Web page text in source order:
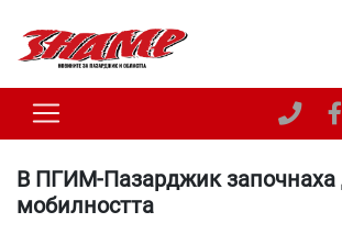
В ПГИМ-Пазарджик започнаха
мобилността